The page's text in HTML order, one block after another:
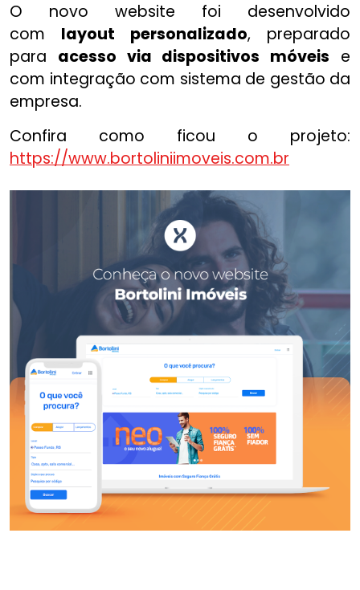
O novo website foi desenvolvido
com layout personalizado, preparado
para acesso via dispositivos móveis e
com integração com sistema de gestão da
empresa.
Confira como ficou o projeto:
https://www.bortoliniimoveis.com.br